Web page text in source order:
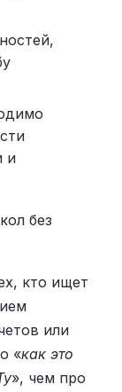
и
без
кто ищет
или
«как это
», чем про